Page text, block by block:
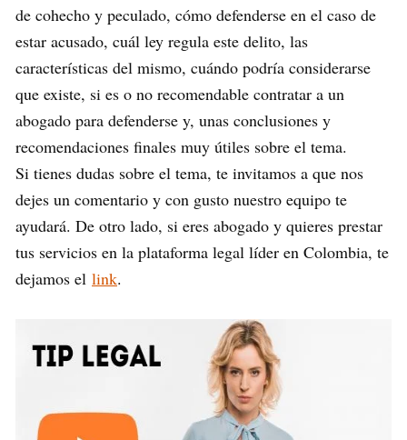
de cohecho y peculado, cómo defenderse en el caso de
estar acusado, cuál ley regula este delito, las
características del mismo, cuándo podría considerarse
que existe, si es o no recomendable contratar a un
abogado para defenderse y, unas conclusiones y
recomendaciones finales muy útiles sobre el tema.
Si tienes dudas sobre el tema, te invitamos a que nos
dejes un comentario y con gusto nuestro equipo te
ayudará. De otro lado, si eres abogado y quieres prestar
tus servicios en la plataforma legal líder en Colombia, te
dejamos el link.